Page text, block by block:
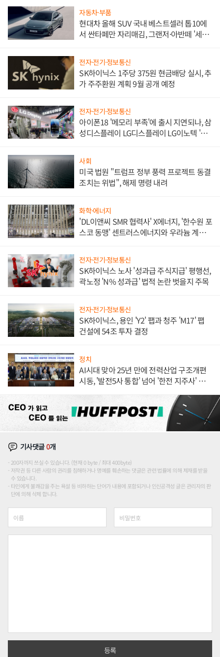
자동차·부품
현대차 올해 SUV 국내 베스트셀러 톱10에
서 싼타페만 자리매김, 그랜저·아반떼 '세단
전자·전기·정보통신
SK하이닉스 1주당 375원 현금배당 실시, 추
가 주주환원 계획 9월 공개 예정
전자·전기·정보통신
아이폰18 '메모리 부족'에 출시 지연되나, 삼
성디스플레이 LG디스플레이 LG이노텍 '탈
사회
미국 법원 "트럼프 정부 풍력 프로젝트 동결
조치는 위법", 해제 명령 내려
화학·에너지
'DL이앤씨 SMR 협력사' X에너지, '한수원 포
스코 동맹' 센트러스에너지와 우라늄 계약
전자·전기·정보통신
SK하이닉스 노사 '성과급 주식지급' 평행선,
곽노정 'N% 성과급' 법적 논란 벗을지 주목
전자·전기·정보통신
SK하이닉스, 용인 'Y2' 팹과 청주 'M17' 팹
건설에 54조 투자 결정
정치
AI시대 맞아 25년 만에 전력산업 구조개편
시동, '발전5사 통합' 넘어 '한전 지주사' 재편
기사댓글0개
200자까지 쓰실 수 있습니다. (현재 0 byte / 최대 400byte)
저작권 등 다른 사람의 권리를 침해하거나 명예를 훼손하는 댓글은 관련 법률에 의해 제재를 받을
수 있습니다.
타인에게 불쾌감을 주는 욕설 등 비하하는 단어가 내용에 포함되거나 인신공격성 글은 관리자의 판
단에 의해 삭제 합니다.